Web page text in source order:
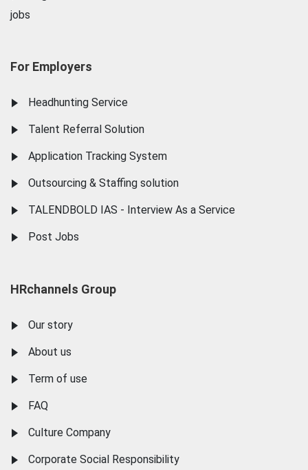
jobs
For Employers
Headhunting Service
Talent Referral Solution
Application Tracking System
Outsourcing & Staffing solution
TALENDBOLD IAS - Interview As a Service
Post Jobs
HRchannels Group
Our story
About us
Term of use
FAQ
Culture Company
Corporate Social Responsibility